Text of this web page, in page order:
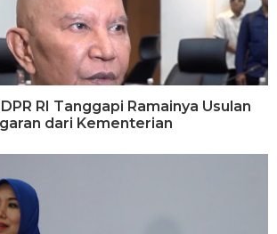
RI Tanggapi Ramainya Usulan
dari Kementerian